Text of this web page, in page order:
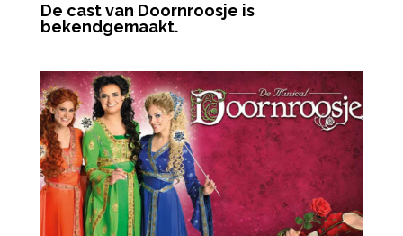
De cast van Doornroosje is
bekendgemaakt.